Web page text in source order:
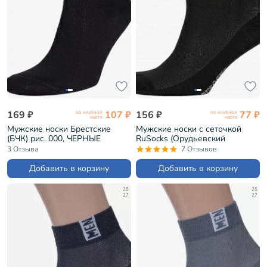
169 ₽ по клубной
карте 107 ₽
Мужские носки Брестские
(БЧК) рис. 000, ЧЕРНЫЕ
(14С2124)
3 Отзыва
Добавить в корзину
156 ₽ по клубной
карте 77 ₽
Мужские носки с сеточкой
RuSocks (Орудьевский
трикотаж) ЧЕРНЫЕ (М-2211)
7 Отзывов
Добавить в корзину
25
27
25
27